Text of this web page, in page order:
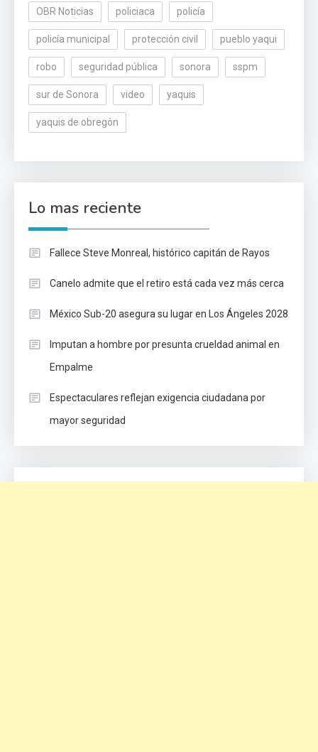
OBR Noticias policiaca policía
policía municipal protección civil pueblo yaqui
robo seguridad pública sonora sspm
sur de Sonora video yaquis
yaquis de obregón
Lo mas reciente
Fallece Steve Monreal, histórico capitán de Rayos
Canelo admite que el retiro está cada vez más cerca
México Sub-20 asegura su lugar en Los Ángeles 2028
Imputan a hombre por presunta crueldad animal en
Empalme
Espectaculares reflejan exigencia ciudadana por
mayor seguridad